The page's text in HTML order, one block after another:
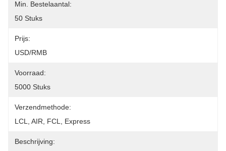
Min. Bestelaantal:
50 Stuks
Prijs:
USD/RMB
Voorraad:
5000 Stuks
Verzendmethode:
LCL, AIR, FCL, Express
Beschrijving: